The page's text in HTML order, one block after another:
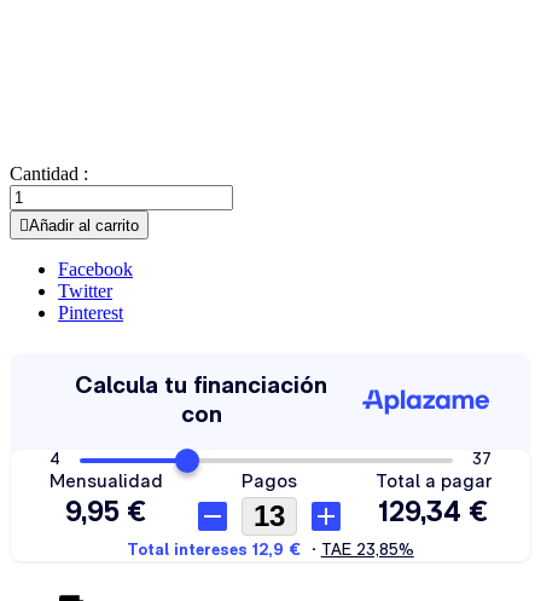
Cantidad :
Añadir al carrito
Facebook
Twitter
Pinterest